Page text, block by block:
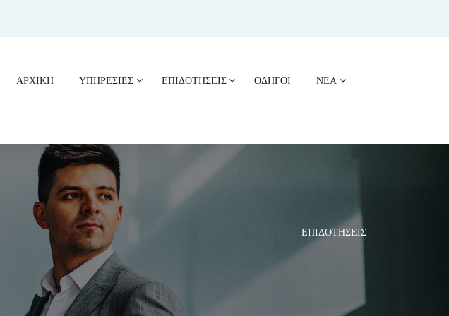
ΑΡΧΙΚΗ ΥΠΗΡΕΣΙΕΣ ΕΠΙΔΟΤΗΣΕΙΣ ΟΔΗΓΟΙ ΝΕΑ
ΕΠΙΔΟΤΗΣΕΙΣ